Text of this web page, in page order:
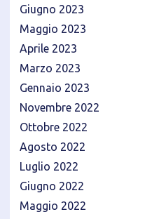
Giugno 2023
Maggio 2023
Aprile 2023
Marzo 2023
Gennaio 2023
Novembre 2022
Ottobre 2022
Agosto 2022
Luglio 2022
Giugno 2022
Maggio 2022